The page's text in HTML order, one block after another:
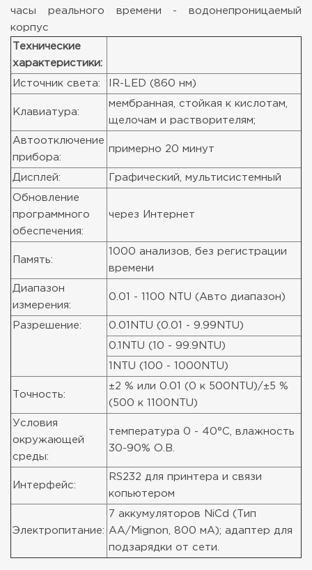
часы реального времени - водонепроницаемый
корпус
Технические
характеристики:
Источник света: IR-LED (860 нм)
Клавиатура:
мембранная, стойкая к кислотам,
щелочам и растворителям;
Автоотключение
прибора:
примерно 20 минут
Дисплей: Графический, мультисистемный
Обновление
программного
обеспечения:
через Интернет
Память:
1000 анализов, без регистрации
времени
Диапазон
измерения:
0.01 - 1100 NTU (Авто диапазон)
Разрешение: 0.01NTU (0.01 - 9.99NTU)
0.1NTU (10 - 99.9NTU)
1NTU (100 - 1000NTU)
Точность:
±2 % или 0.01 (0 к 500NTU)/±5 %
(500 к 1100NTU)
Условия
окружающей
среды:
температура 0 - 40°C, влажность
30-90% О.В.
Интерфейс:
RS232 для принтера и связи
копьютером
Электропитание:
7 аккумуляторов NiCd (Тип
AA/Mignon, 800 мA); адаптер для
подзарядки от сети.